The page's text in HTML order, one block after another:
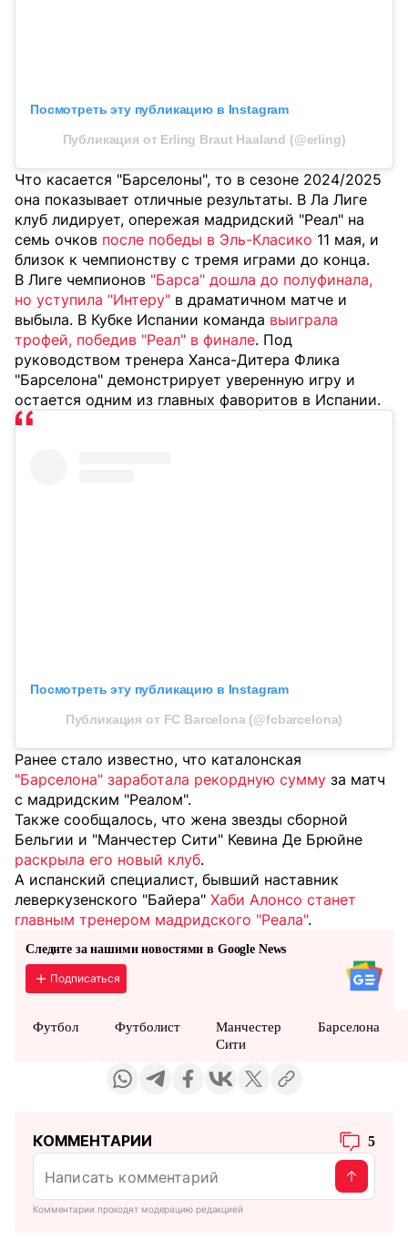
Посмотреть эту публикацию в Instagram
Публикация от Erling Braut Haaland (@erling)
Что касается "Барселоны", то в сезоне 2024/2025
она показывает отличные результаты. В Ла Лиге
клуб лидирует, опережая мадридский "Реал" на
семь очков после победы в Эль-Класико 11 мая, и
близок к чемпионству с тремя играми до конца.
В Лиге чемпионов "Барса" дошла до полуфинала,
но уступила "Интеру" в драматичном матче и
выбыла. В Кубке Испании команда выиграла
трофей, победив "Реал" в финале. Под
руководством тренера Ханса-Дитера Флика
"Барселона" демонстрирует уверенную игру и
остается одним из главных фаворитов в Испании.
Посмотреть эту публикацию в Instagram
Публикация от FC Barcelona (@fcbarcelona)
Ранее стало известно, что каталонская
"Барселона" заработала рекордную сумму за матч
с мадридским "Реалом".
Также сообщалось, что жена звезды сборной
Бельгии и "Манчестер Сити" Кевина Де Брюйне
раскрыла его новый клуб.
А испанский специалист, бывший наставник
леверкузенского "Байера" Хаби Алонсо станет
главным тренером мадридского "Реала".
Следите за нашими новостями в Google News
Подписаться
Футбол Футболист
Манчестер
Сити
Барселона
КОММЕНТАРИИ 5
Комментарии проходят модерацию редакцией